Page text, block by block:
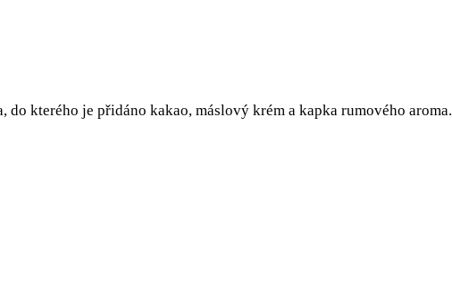
kterého je přidáno kakao, máslový krém a kapka rumového